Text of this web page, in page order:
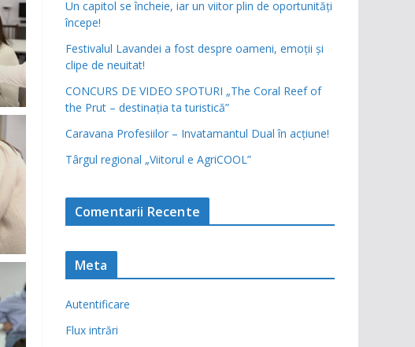
Un capitol se încheie, iar un viitor plin de oportunități
începe!
Festivalul Lavandei a fost despre oameni, emoții și
clipe de neuitat!
CONCURS DE VIDEO SPOTURI „The Coral Reef of
the Prut – destinația ta turistică”
Caravana Profesiilor – Invatamantul Dual în acțiune!
Târgul regional „Viitorul e AgriCOOL”
Comentarii Recente
Meta
Autentificare
Flux intrări